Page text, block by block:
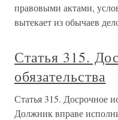
правовыми актами,
вытекает из обычаев
Статья 315.
обязательства
Статья 315. Досрочное
Должник вправе